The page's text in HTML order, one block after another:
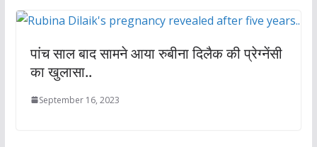
पांच साल बाद सामने आया रुबीना दिलैक की प्रेग्नेंसी
का खुलासा..
September 16, 2023